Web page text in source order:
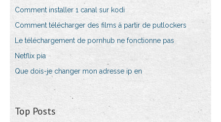
Comment installer 1 canal sur kodi
Comment télécharger des films à partir de putlockers
Le téléchargement de pornhub ne fonctionne pas
Netflix pia
Que dois-je changer mon adresse ip en
Top Posts